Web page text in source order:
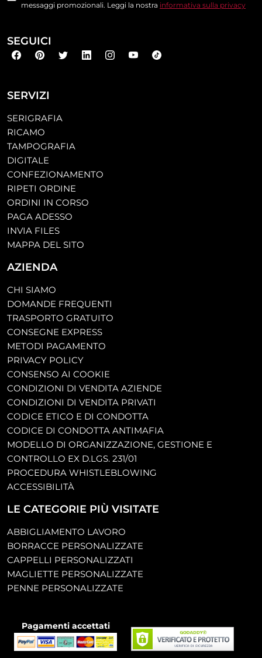
SERVIZI
SERIGRAFIA
RICAMO
TAMPOGRAFIA
DIGITALE
CONFEZIONAMENTO
RIPETI ORDINE
ORDINI IN CORSO
PAGA ADESSO
INVIA FILES
MAPPA DEL SITO
AZIENDA
CHI SIAMO
DOMANDE FREQUENTI
TRASPORTO GRATUITO
CONSEGNE EXPRESS
METODI PAGAMENTO
PRIVACY POLICY
CONSENSO AI COOKIE
CONDIZIONI DI VENDITA AZIENDE
CONDIZIONI DI VENDITA PRIVATI
CODICE ETICO E DI CONDOTTA
CODICE DI CONDOTTA ANTIMAFIA
MODELLO DI ORGANIZZAZIONE, GESTIONE E
CONTROLLO EX D.LGS. 231/01
PROCEDURA WHISTLEBLOWING
ACCESSIBILITÀ
LE CATEGORIE PIÙ VISITATE
ABBIGLIAMENTO LAVORO
BORRACCE PERSONALIZZATE
CAPPELLI PERSONALIZZATI
MAGLIETTE PERSONALIZZATE
PENNE PERSONALIZZATE
messaggi promozionali. Leggi la nostra informativa sulla privacy
SEGUICI
Pagamenti accettati